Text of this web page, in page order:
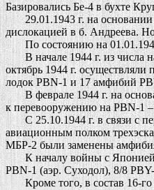
Базировались Бе-4 в бухте
29.01.1943 г. на основании
дислокацией в б. Андреева.
По состоянию на 01.01.1944
В начале 1944 г. из числа
октябрь 1944 г.
лодок PBN-1 и 17 амфибий
В феврале 1944 г. на
к перевооружению на PBN-1
С 25.10.1944 г. в связи с
авиационным полком
МБР-2 были заменены
К началу войны с Японией в
PBN-1 (аэр. Суходол), 8/8
Кроме того, в состав 16-